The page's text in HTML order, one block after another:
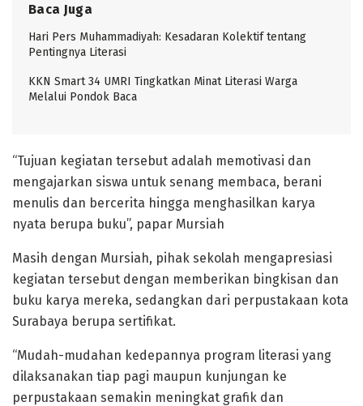
Baca Juga
Hari Pers Muhammadiyah: Kesadaran Kolektif tentang
Pentingnya Literasi
KKN Smart 34 UMRI Tingkatkan Minat Literasi Warga
Melalui Pondok Baca
“Tujuan kegiatan tersebut adalah memotivasi dan
mengajarkan siswa untuk senang membaca, berani
menulis dan bercerita hingga menghasilkan karya
nyata berupa buku”, papar Mursiah
Masih dengan Mursiah, pihak sekolah mengapresiasi
kegiatan tersebut dengan memberikan bingkisan dan
buku karya mereka, sedangkan dari perpustakaan kota
Surabaya berupa sertifikat.
“Mudah-mudahan kedepannya program literasi yang
dilaksanakan tiap pagi maupun kunjungan ke
perpustakaan semakin meningkat grafik dan